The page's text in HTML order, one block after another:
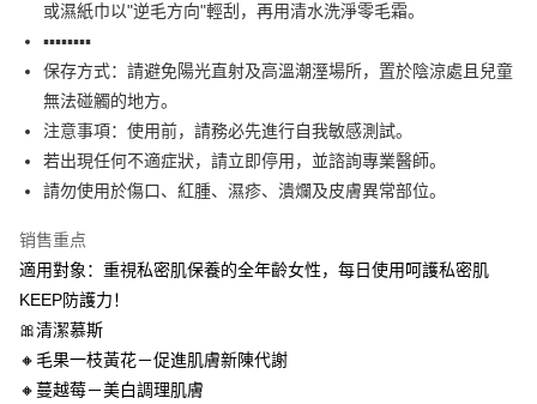
每笔NT$100，满NT$888(含以上)免运费
付款後7-11取貨
每笔NT$100，满NT$888(含以上)免运费
新竹物流
每笔NT$100，满NT$888(含以上)免运费
或濕紙巾以"逆毛方向"輕刮，再用清水洗淨零毛霜。
▪️▪️▪️▪️▪️▪️▪️▪️
保存方式：請避免陽光直射及高溫潮溼場所，置於陰涼處且兒童
無法碰觸的地方。
注意事項：使用前，請務必先進行自我敏感測試。
若出現任何不適症狀，請立即停用，並諮詢專業醫師。
請勿使用於傷口、紅腫、濕疹、潰爛及皮膚異常部位。
销售重点
適用對象：重視私密肌保養的全年齡女性，每日使用呵護私密肌
KEEP防護力！
🎀清潔慕斯
🔸毛果一枝黃花－促進肌膚新陳代謝
🔸蔓越莓－美白調理肌膚